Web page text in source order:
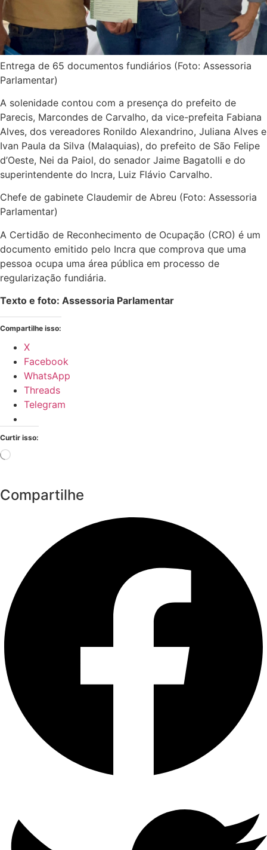
ressaltou.
Entrega de 65 documentos fundiários (Foto: Assessoria
Parlamentar)
A solenidade contou com a presença do prefeito de
Parecis, Marcondes de Carvalho, da vice-prefeita Fabiana
Ivan Paula da Silva (Malaquias), do prefeito de São Felipe
d’Oeste, Nei da Paiol, do senador Jaime Bagatolli e do
superintendente do Incra, Luiz Flávio Carvalho.
Chefe de gabinete Claudemir de Abreu (Foto: Assessoria
Parlamentar)
A Certidão de Reconhecimento de Ocupação (CRO) é um
documento emitido pelo Incra que comprova que uma
pessoa ocupa uma área pública em processo de
regularização fundiária.
Texto e foto: Assessoria Parlamentar
Compartilhe isso:
Telegram